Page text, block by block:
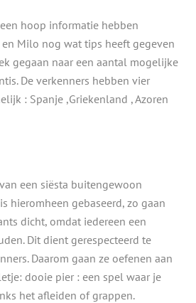
hoop informatie hebben
Milo nog wat tips heeft gegeven
gegaan naar een aantal mogelijke
De verkenners hebben vier
: Spanje ,Griekenland , Azoren
een siësta buitengewoon
hieromheen gebaseerd, zo gaan
dicht, omdat iedereen een
Dit dient gerespecteerd te
Daarom gaan ze oefenen aan
dooie pier : een spel waar je
het afleiden of grappen.